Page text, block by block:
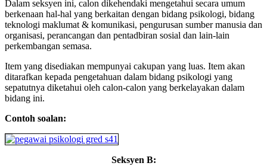
Dalam seksyen ini, calon dikehendaki mengetahui secara umum
berkenaan hal-hal yang berkaitan dengan bidang psikologi, bidang
teknologi maklumat & komunikasi, pengurusan sumber manusia dan
organisasi, perancangan dan pentadbiran sosial dan lain-lain
perkembangan semasa.
Item yang disediakan mempunyai cakupan yang luas. Item akan
ditarafkan kepada pengetahuan dalam bidang psikologi yang
sepatutnya diketahui oleh calon-calon yang berkelayakan dalam
bidang ini.
Contoh soalan:
Seksyen B: